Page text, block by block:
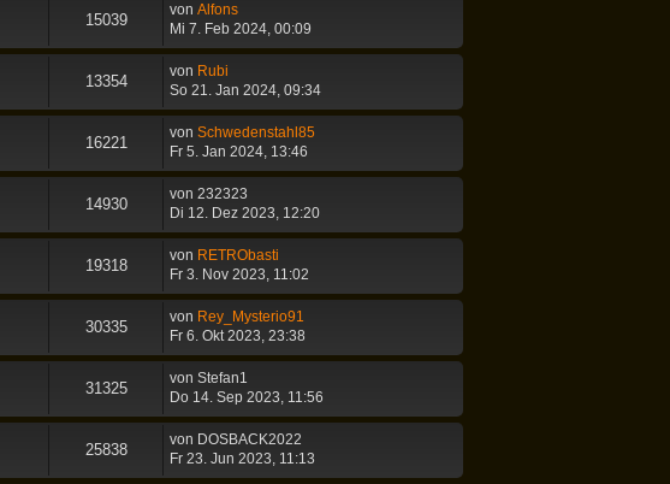
15039
von Alfons
Mi 7. Feb 2024, 00:09
13354
von Rubi
So 21. Jan 2024, 09:34
16221
von Schwedenstahl85
Fr 5. Jan 2024, 13:46
14930
von 232323
Di 12. Dez 2023, 12:20
19318
von RETRObasti
Fr 3. Nov 2023, 11:02
30335
von Rey_Mysterio91
Fr 6. Okt 2023, 23:38
31325
von Stefan1
Do 14. Sep 2023, 11:56
25838
von DOSBACK2022
Fr 23. Jun 2023, 11:13